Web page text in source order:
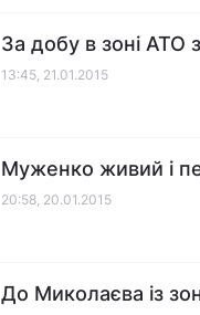
За добу в зоні АТО
13:45, 21.01.2015
Муженко живий і
20:58, 20.01.2015
До Миколаєва із